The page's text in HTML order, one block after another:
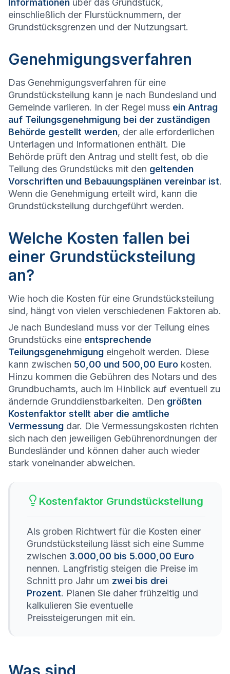
einschließlich der Flurstücknummern, der
Grundstücksgrenzen und der Nutzungsart.
Genehmigungsverfahren
Das Genehmigungsverfahren für eine
Grundstücksteilung kann je nach Bundesland und
Gemeinde variieren. In der Regel muss ein Antrag
auf Teilungsgenehmigung bei der zuständigen
Behörde gestellt werden, der alle erforderlichen
Unterlagen und Informationen enthält. Die
Behörde prüft den Antrag und stellt fest, ob die
Teilung des Grundstücks mit den geltenden
Vorschriften und Bebauungsplänen vereinbar ist.
Wenn die Genehmigung erteilt wird, kann die
Grundstücksteilung durchgeführt werden.
Welche Kosten fallen bei
einer Grundstücksteilung
an?
Wie hoch die Kosten für eine Grundstücksteilung
sind, hängt von vielen verschiedenen Faktoren ab.
Je nach Bundesland muss vor der Teilung eines
Grundstücks eine entsprechende
Teilungsgenehmigung eingeholt werden. Diese
kann zwischen 50,00 und 500,00 Euro kosten.
Hinzu kommen die Gebühren des Notars und des
Grundbuchamts, auch im Hinblick auf eventuell zu
ändernde Grunddienstbarkeiten. Den größten
Kostenfaktor stellt aber die amtliche
Vermessung dar. Die Vermessungskosten richten
sich nach den jeweiligen Gebührenordnungen der
Bundesländer und können daher auch wieder
stark voneinander abweichen.
Kostenfaktor Grundstücksteilung
Als groben Richtwert für die Kosten einer
Grundstücksteilung lässt sich eine Summe
zwischen 3.000,00 bis 5.000,00 Euro
nennen. Langfristig steigen die Preise im
Schnitt pro Jahr um zwei bis drei
Prozent. Planen Sie daher frühzeitig und
kalkulieren Sie eventuelle
Preissteigerungen mit ein.
Was sind